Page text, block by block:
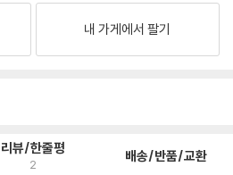
내 가게에서 팔기
리뷰/한줄평
2 배송/반품/교환